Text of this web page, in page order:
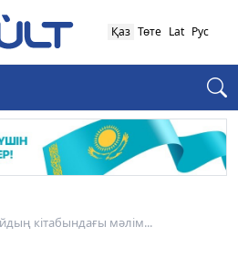
Қаз Төте Lat Рус
кітабындағы мәлім...